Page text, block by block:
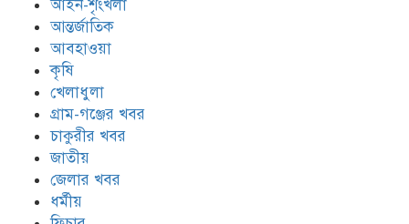
আইন-শৃংখলা
আন্তর্জাতিক
আবহাওয়া
কৃষি
খেলাধুলা
গ্রাম-গঞ্জের খবর
চাকুরীর খবর
জাতীয়
জেলার খবর
ধর্মীয়